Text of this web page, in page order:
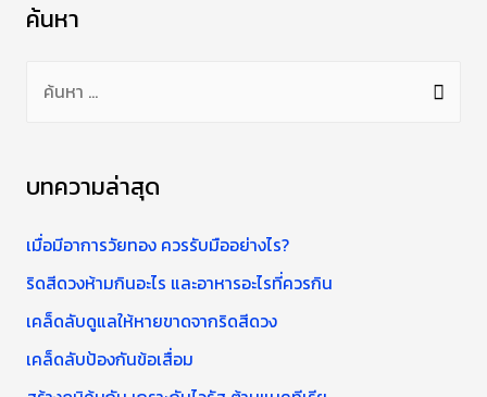
เสื่อม
ค้นหา
า
ห
รั
บ
บทความล่าสุด
เมื่อมีอาการวัยทอง ควรรับมืออย่างไร?
ริดสีดวงห้ามกินอะไร และอาหารอะไรที่ควรกิน
เคล็ดลับดูแลให้หายขาดจากริดสีดวง
เคล็ดลับป้องกันข้อเสื่อม